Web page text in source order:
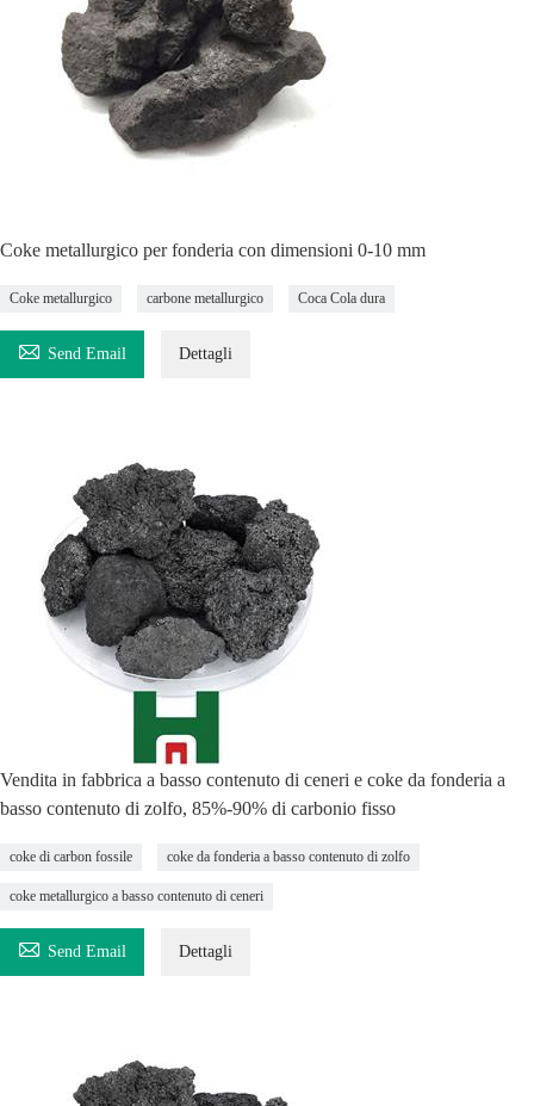
Coke metallurgico per fonderia con dimensioni 0-10 mm
Coke metallurgico carbone metallurgico Coca Cola dura
 Send Email Dettagli
Vendita in fabbrica a basso contenuto di ceneri e coke da fonderia a
basso contenuto di zolfo, 85%-90% di carbonio fisso
coke di carbon fossile coke da fonderia a basso contenuto di zolfo
coke metallurgico a basso contenuto di ceneri
 Send Email Dettagli